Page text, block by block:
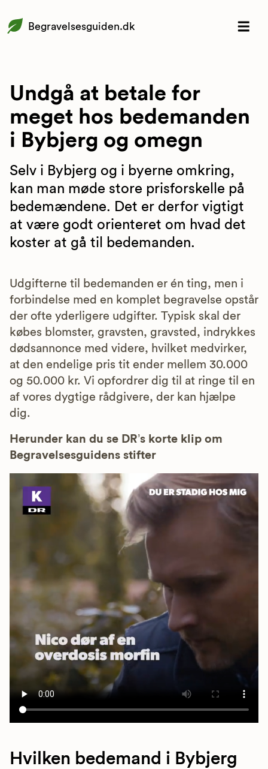
Begravelsesguiden.dk
Undgå at betale for
meget hos bedemanden
i Bybjerg og omegn
Selv i Bybjerg og i byerne omkring,
kan man møde store prisforskelle på
bedemændene. Det er derfor vigtigt
at være godt orienteret om hvad det
koster at gå til bedemanden.
Udgifterne til bedemanden er én ting, men i
forbindelse med en komplet begravelse opstår
der ofte yderligere udgifter. Typisk skal der
købes blomster, gravsten, gravsted, indrykkes
dødsannonce med videre, hvilket medvirker,
at den endelige pris tit ender mellem 30.000
og 50.000 kr. Vi opfordrer dig til at ringe til en
af vores dygtige rådgivere, der kan hjælpe
dig.
Herunder kan du se DR’s korte klip om
Begravelsesguidens stifter
Hvilken bedemand i Bybjerg